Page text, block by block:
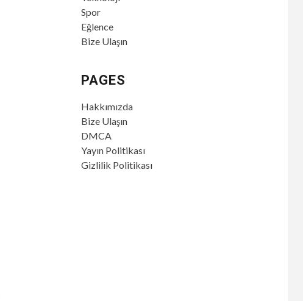
Spor
Eğlence
Bize Ulaşın
PAGES
Hakkımızda
Bize Ulaşın
DMCA
Yayın Politikası
Gizlilik Politikası